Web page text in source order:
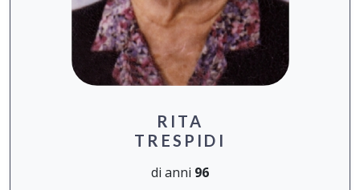
RITA
TRESPIDI
di anni 96